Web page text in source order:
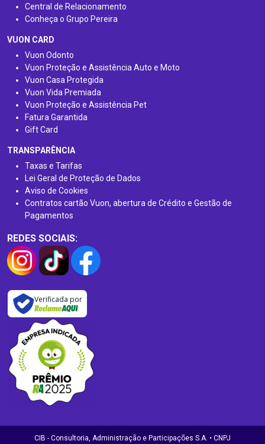
Central de Relacionamento
Conheça o Grupo Pereira
VUON CARD
Vuon Odonto
Vuon Proteção e Assistência Auto e Moto
Vuon Casa Protegida
Vuon Vida Premiada
Vuon Proteção e Assistência Pet
Fatura Garantida
Gift Card
TRANSPARÊNCIA
Taxas e Tarifas
Lei Geral de Proteção de Dados
Aviso de Cookies
Contratos cartão Vuon, abertura de Crédito e Gestão de
Pagamentos
REDES SOCIAIS:
Verificada por
CIB - Consultoria, Administração e Participações S.A. • CNPJ